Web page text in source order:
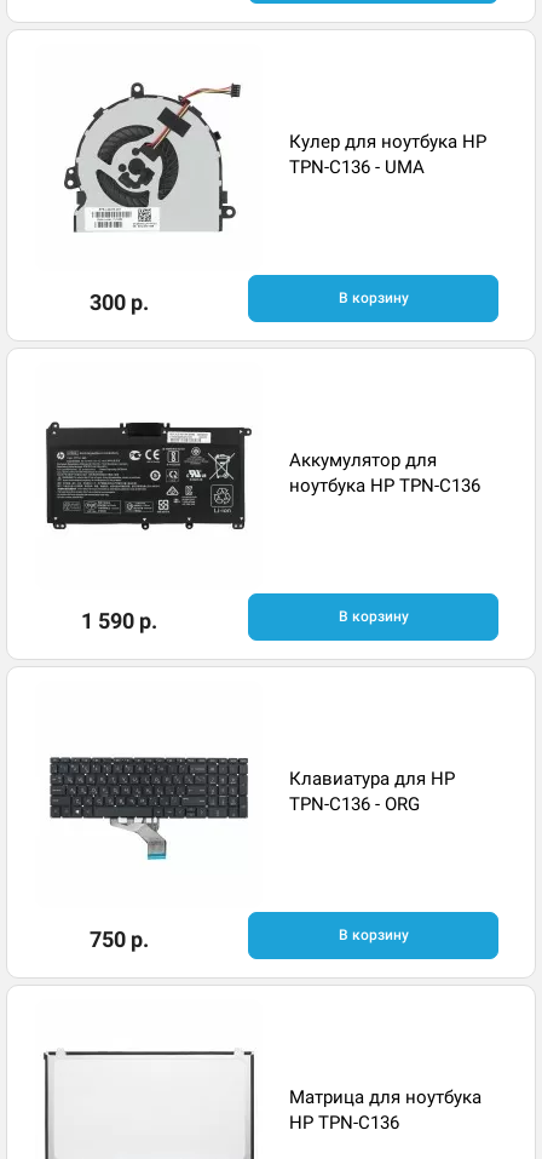
Кулер для ноутбука HP
TPN-C136 - UMA
300 р. В корзину
Аккумулятор для
ноутбука HP TPN-C136
1 590 р. В корзину
Клавиатура для HP
TPN-C136 - ORG
750 р. В корзину
Матрица для ноутбука
HP TPN-C136